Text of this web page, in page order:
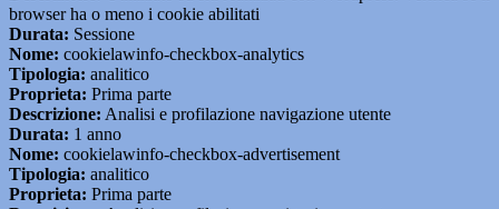
browser ha o meno i cookie abilitati
Durata: Sessione
Nome: cookielawinfo-checkbox-analytics
Tipologia: analitico
Proprieta: Prima parte
Descrizione: Analisi e profilazione navigazione utente
Durata: 1 anno
Nome: cookielawinfo-checkbox-advertisement
Tipologia: analitico
Proprieta: Prima parte